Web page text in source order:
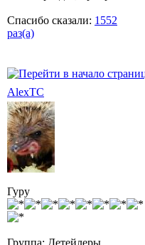
Спасибо сказали: 1552
раз(а)
AlexTC
Гуру
Группа: Детейлеры